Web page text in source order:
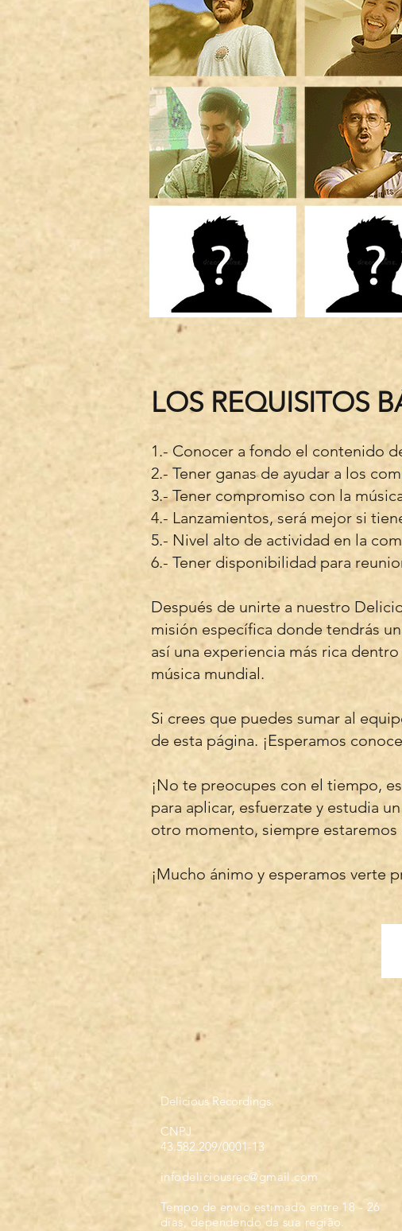
LOS REQUISITOS
1.- Conocer a fondo el contenido
2.- Tener ganas de ayudar a los
3.- Tener compromiso con la
4.- Lanzamientos, será mejor si
5.- Nivel alto de actividad en la
6.- Tener disponibilidad para
Después de unirte a nuestro
misión específica donde tendrás
así una experiencia más rica
música mundial.
Si crees que puedes sumar al
de esta página. ¡Esperamos
¡No te preocupes con el tiempo,
para aplicar, esfuerzate y estudia
otro momento, siempre estaremos
¡Mucho ánimo y esperamos verte
Delicious Recordings.
CNPJ
43.582.209/0001-13
infodeliciousrec@gmail.com
Tempo de envio estimado entre 18 - 26
dias, dependendo da sua regiāo.